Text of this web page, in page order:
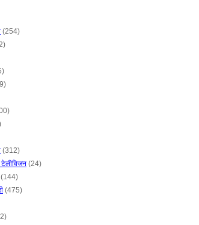
(254)
(312)
टेलीविजन (24)
(144)
(475)